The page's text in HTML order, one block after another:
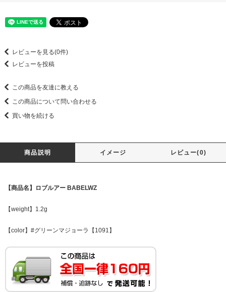
レビューを見る(0件)
レビューを投稿
この商品を友達に教える
この商品について問い合わせる
買い物を続ける
商品説明 イメージ レビュー(0)
【商品名】ロブルアー BABELWZ
【weight】1.2g
【color】#グリーンマジョーラ【1091】